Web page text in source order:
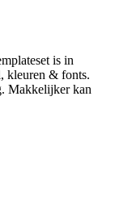
is in
kleuren & fonts.
Makkelijker kan